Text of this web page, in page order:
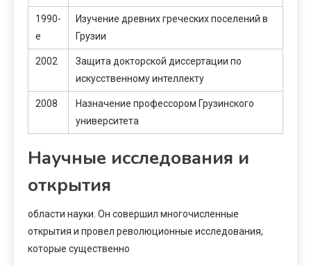
1990-
е
Изучение древних греческих поселений в
Грузии
2002
Защита докторской диссертации по
искусственному интеллекту
2008
Назначение профессором Грузинского
университета
Научные исследования и
открытия
области науки. Он совершил многочисленные
открытия и провел революционные исследования,
которые существенно